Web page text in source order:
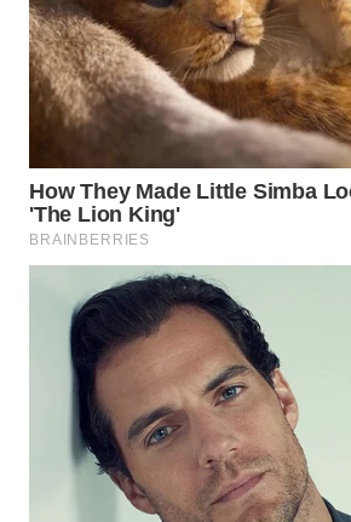
WN
KUNINGAN
WN
WN
SUBANG
WN
SUKABUMI
PURWAKARTA
WN
PRIANGAN